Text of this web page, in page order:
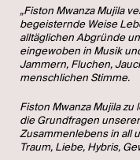
„Fiston Mwanza Mujila
begeisternde Weise
alltäglichen Abgründe
eingewoben in Musik
Jammern, Fluchen,
menschlichen Stimme.
Fiston Mwanza Mujila
die Grundfragen
Zusammenlebens in all
Traum, Liebe, Hybris,